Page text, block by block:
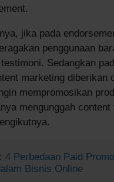
jika pada
penggunaan
Sedangkan
marketing diberikan
mempromosikan
mengunggah
4 Perbedaan Paid
Bisnis Online